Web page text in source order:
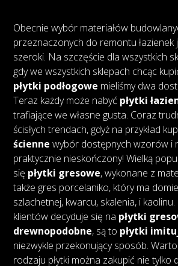
Obecnie wybór materiałów
przeznaczonych do remontu łazienek
szeroki. Na szczęście dla wszystkich
gdy we wszystkich sklepach chcąc
płytki podłogowe mieliśmy dwa
Teraz każdy może nabyć płytki
trafiające we własne gusta. Coraz
ścisłych trendach, gdyż na przykład
ścienne wybór dostępnych wzorów i
praktycznie nieskończony! Wielką
się płytki gresowe, wykonane z
także gres porcelaniko, który ma
szlachetnej, kwarcu, skalenia, i
klientów decyduje się na płytki
drewnopodobne, są to płytki
niezwykle przekonujący sposób.
rodzaju płytki można zakupić nie tylko